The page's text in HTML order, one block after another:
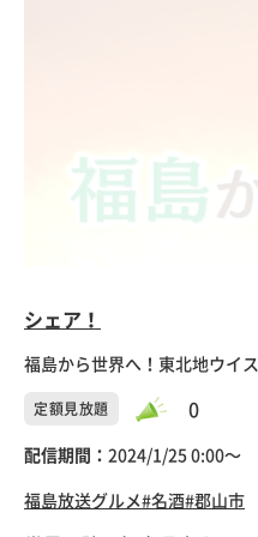
シェア！
福島から世界へ！東北地ウイ
定額見放題 0
配信期間： 2024/1/25 0:00〜
福島放送グルメ#名酒#郡山市